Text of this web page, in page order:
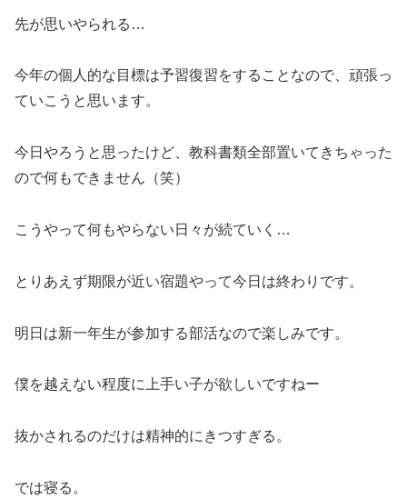
先が思いやられる…
今年の個人的な目標は予習復習をすることなので、頑張っ
ていこうと思います。
今日やろうと思ったけど、教科書類全部置いてきちゃった
ので何もできません（笑）
こうやって何もやらない日々が続ていく…
とりあえず期限が近い宿題やって今日は終わりです。
明日は新一年生が参加する部活なので楽しみです。
僕を越えない程度に上手い子が欲しいですねー
抜かされるのだけは精神的にきつすぎる。
では寝る。